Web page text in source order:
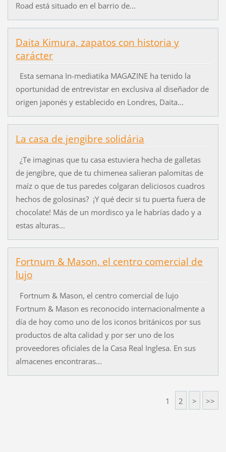
Road está situado en el barrio de...
Daita Kimura, zapatos con historia y
carácter
Esta semana In-mediatika MAGAZINE ha tenido la
oportunidad de entrevistar en exclusiva al diseñador de
origen japonés y establecido en Londres, Daita...
La casa de jengibre solidária
¿Te imaginas que tu casa estuviera hecha de galletas
de jengibre, que de tu chimenea salieran palomitas de
maíz o que de tus paredes colgaran deliciosos cuadros
hechos de golosinas? ¡Y qué decir si tu puerta fuera de
chocolate! Más de un mordisco ya le habrías dado y a
estas alturas...
Fortnum & Mason, el centro comercial de
lujo
Fortnum & Mason, el centro comercial de lujo
Fortnum & Mason es reconocido internacionalmente a
día de hoy como uno de los iconos británicos por sus
productos de alta calidad y por ser uno de los
proveedores oficiales de la Casa Real Inglesa. En sus
almacenes encontraras...
1 2 > >>